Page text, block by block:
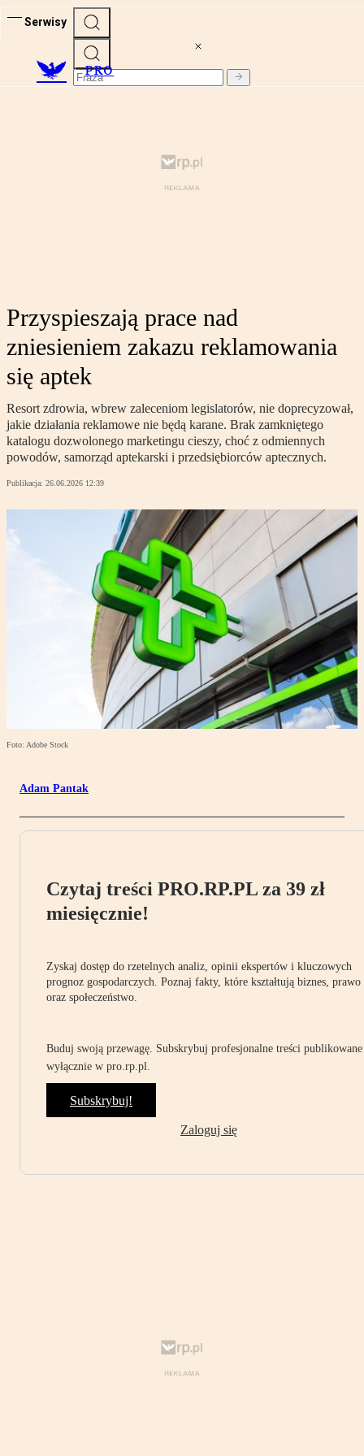
Serwisy
PRO
Przyspieszają prace nad
zniesieniem zakazu reklamowania
się aptek
Resort zdrowia, wbrew zaleceniom legislatorów, nie doprecyzował,
jakie działania reklamowe nie będą karane. Brak zamkniętego
katalogu dozwolonego marketingu cieszy, choć z odmiennych
powodów, samorząd aptekarski i przedsiębiorców aptecznych.
Publikacja: 26.06.2026 12:39
Foto: Adobe Stock
Adam Pantak
Czytaj treści PRO.RP.PL za 39 zł
miesięcznie!
Zyskaj dostęp do rzetelnych analiz, opinii ekspertów i kluczowych
prognoz gospodarczych. Poznaj fakty, które kształtują biznes, prawo
oraz społeczeństwo.
Buduj swoją przewagę. Subskrybuj profesjonalne treści publikowane
wyłącznie w pro.rp.pl.
Subskrybuj!
Zaloguj się